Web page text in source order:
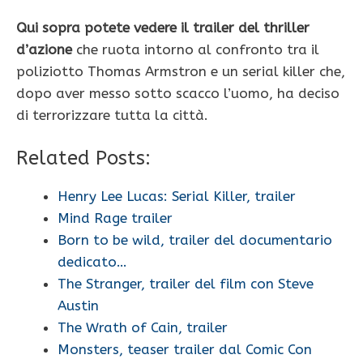
Qui sopra potete vedere il trailer del thriller
d’azione che ruota intorno al confronto tra il
poliziotto Thomas Armstron e un serial killer che,
dopo aver messo sotto scacco l’uomo, ha deciso
di terrorizzare tutta la città.
Related Posts:
Henry Lee Lucas: Serial Killer, trailer
Mind Rage trailer
Born to be wild, trailer del documentario
dedicato…
The Stranger, trailer del film con Steve
Austin
The Wrath of Cain, trailer
Monsters, teaser trailer dal Comic Con